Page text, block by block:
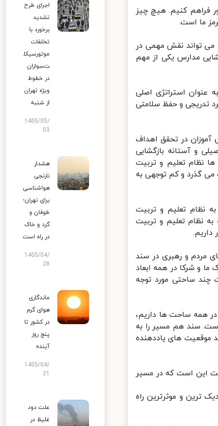
فراهم کنیم. هیچ چیز
ما است.
تواند نقش مهمی در
مدارس یکی از مهم
استراتژی اصلی
تدریجی و حفظ سلامتی
در تحقق اهداف
و آستانه بازگشایی
نظام تعلیم و تربیت
گذرد و کم توجهی به
نظام تعلیم و تربیت
نظام تعلیم و تربیت
و رهبری در سند
و شرکا در همه ابعاد
ساحتی مورد توجه
همه ساحت ها داریم،
سند هم مسیر را به
های یاددهنده
این است که در مسیر
ترین و موثرترین راه
اجرای طرح
تشدید
برخورد با
تخلفات
موتورسیکل
ت‌سواران
در خطوط
ویژه تهران
از شنبه
1405/05/
03
هشدار
نارنجی
هواشناسی
برای تهران؛
طوفان و
گرد و خاک
در راه است
1405/04/
28
ماندگاری
هوای گرم
در کشور تا
پنج روز
آینده
1405/04/
علت دود
غلیظ در